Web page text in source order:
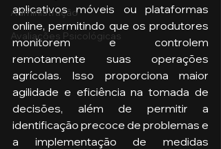
Administração
Avaliações Psicológicas
aplicativos móveis ou plataformas
online, permitindo que os produtores
monitorem e controlem
remotamente suas operações
agrícolas. Isso proporciona maior
agilidade e eficiência na tomada de
decisões, além de permitir a
identificação precoce de problemas e
a implementação de medidas